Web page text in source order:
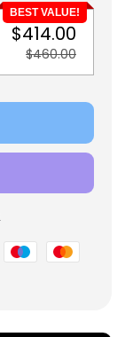
BEST VALUE!
$414.00
$460.00